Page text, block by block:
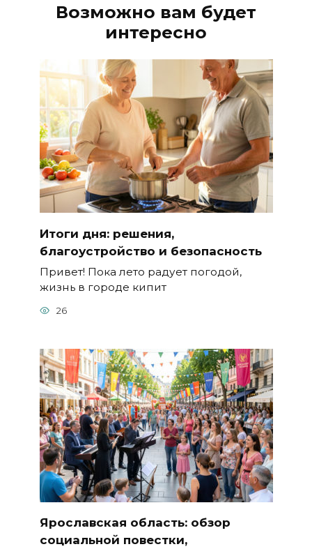
Возможно вам будет
интересно
Итоги дня: решения,
благоустройство и безопасность
Привет! Пока лето радует погодой,
жизнь в городе кипит
26
Ярославская область: обзор
социальной повестки,